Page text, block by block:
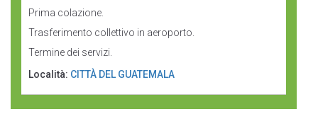
Prima colazione.
Trasferimento collettivo in aeroporto.
Termine dei servizi.
Località: CITTÀ DEL GUATEMALA